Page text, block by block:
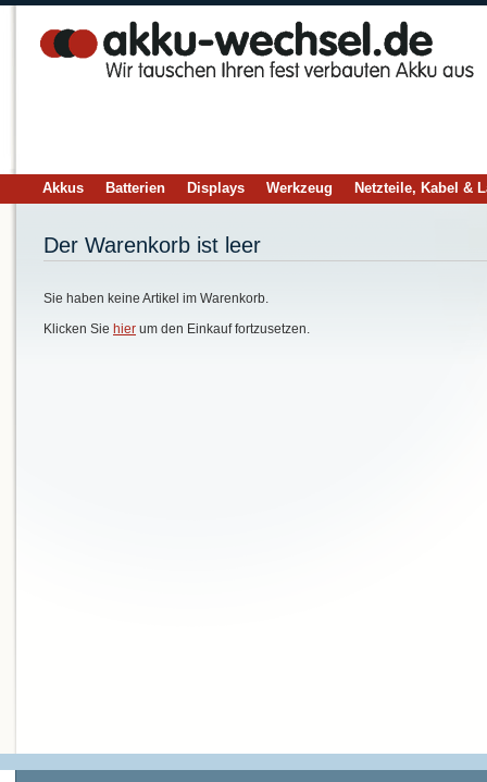
Akkus Batterien Displays Werkzeug Netzteile, Kabel &
Der Warenkorb ist leer
Sie haben keine Artikel im Warenkorb.
Klicken Sie hier um den Einkauf fortzusetzen.